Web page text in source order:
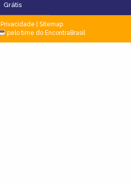
Grátis
Privacidade
Sitemap
pelo time do EncontraBrasil